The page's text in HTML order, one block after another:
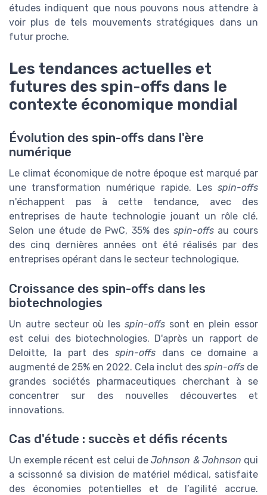
études indiquent que nous pouvons nous attendre à
voir plus de tels mouvements stratégiques dans un
futur proche.
Les tendances actuelles et
futures des spin-offs dans le
contexte économique mondial
Évolution des spin-offs dans l'ère
numérique
Le climat économique de notre époque est marqué par
une transformation numérique rapide. Les spin-offs
n'échappent pas à cette tendance, avec des
entreprises de haute technologie jouant un rôle clé.
Selon une étude de PwC, 35% des spin-offsau cours
des cinq dernières années ont été réalisés par des
entreprises opérant dans le secteur technologique.
Croissance des spin-offs dans les
biotechnologies
Un autre secteur où les spin-offssont en plein essor
est celui des biotechnologies. D'après un rapport de
Deloitte, la part des spin-offs dans ce domaine a
augmenté de 25% en 2022. Cela inclut des spin-offs de
grandes sociétés pharmaceutiques cherchant à se
concentrer sur des nouvelles découvertes et
innovations.
Cas d'étude : succès et défis récents
Un exemple récent est celui deJohnson & Johnson qui
a scissonné sa division de matériel médical, satisfaite
des économies potentielles et de l’agilité accrue.